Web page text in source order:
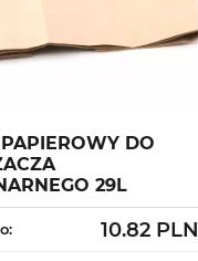
DO
29L
10.82 PLN